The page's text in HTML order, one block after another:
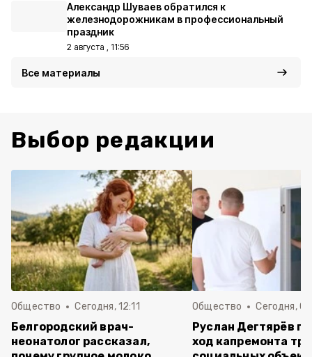
Александр Шуваев обратился к
железнодорожникам в профессиональный
праздник
2 августа , 11:56
Все материалы
Выбор редакции
Общество Сегодня, 12:11
Белгородский врач-
неонатолог рассказал,
Общество Сегодня,
Руслан Дегтярёв
ход капремонта